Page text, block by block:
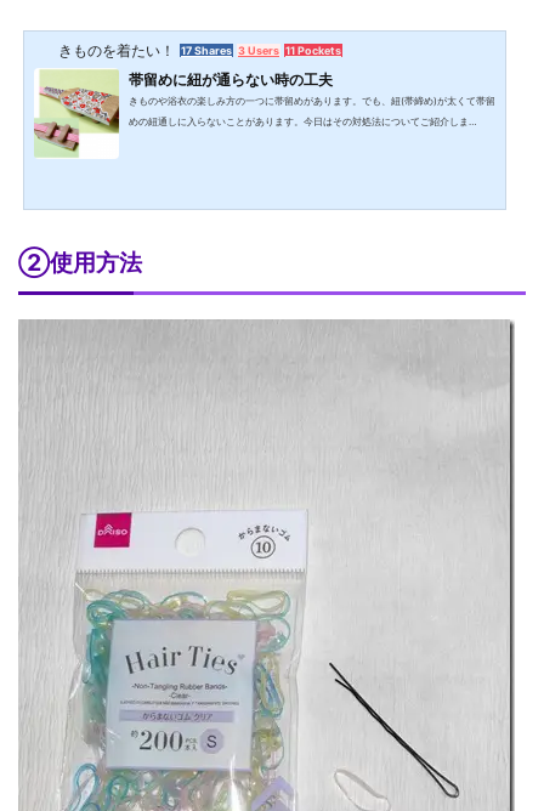
きものを着たい！ 17 Shares 3 Users 11 Pockets
帯留めに紐が通らない時の工夫
きものや浴衣の楽しみ方の一つに帯留めがあります。でも、紐(帯締め)が太くて帯留
めの紐通しに入らないことがあります。今日はその対処法についてご紹介しま
②使用方法